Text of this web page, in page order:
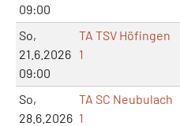
09:00
So,
21.6.2026
09:00
TA TSV Höfingen
1
So,
28.6.2026
TA SC Neubulach
1